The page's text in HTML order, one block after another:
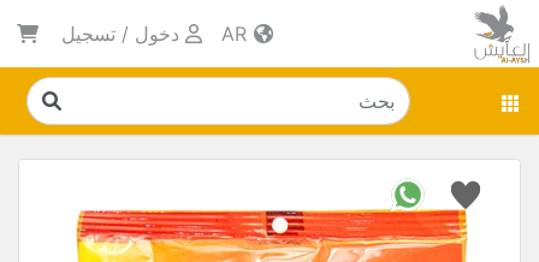
دخول / تسجيل